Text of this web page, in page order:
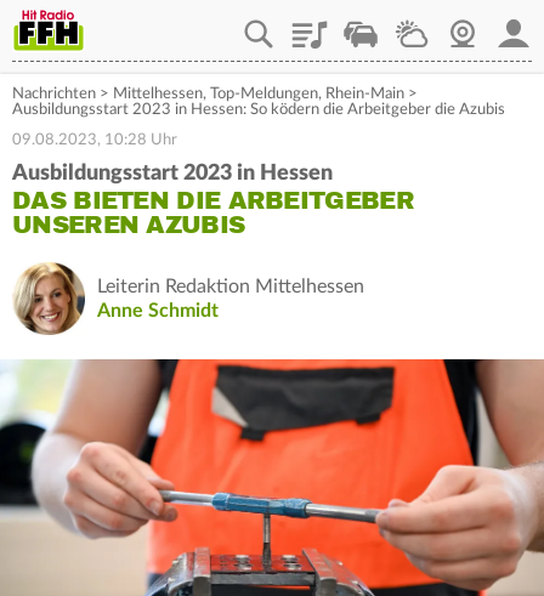
PlaylistStaupilotWetterWebcam
Nachrichten > Mittelhessen, Top-Meldungen, Rhein-Main >
Ausbildungsstart 2023 in Hessen: So ködern die Arbeitgeber die Azubis
09.08.2023, 10:28 Uhr
Ausbildungsstart 2023 in Hessen
DAS BIETEN DIE ARBEITGEBER
UNSEREN AZUBIS
Leiterin Redaktion Mittelhessen
Anne Schmidt